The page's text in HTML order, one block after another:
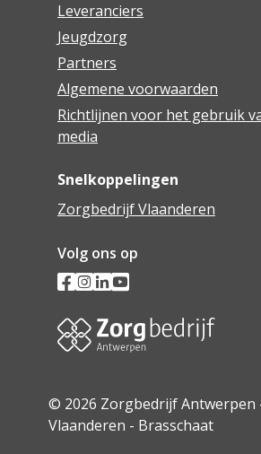
Leveranciers
Jeugdzorg
Partners
Algemene voorwaarden
Richtlijnen voor het gebruik
media
Snelkoppelingen
Zorgbedrijf Vlaanderen
Volg ons op
© 2026 Zorgbedrijf Antwerpen
Vlaanderen - Brasschaat